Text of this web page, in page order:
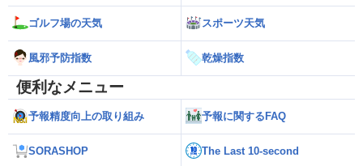
ゴルフ場の天気 スポーツ天気
風邪予防指数 乾燥指数
便利なメニュー
予報精度向上の取り組み 予報に関するFAQ
SORASHOP The Last 10-second